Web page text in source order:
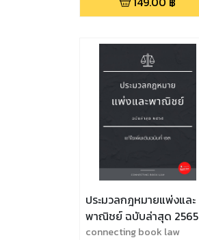
ประมวลกฎหมายแพ่งและ
พาณิชย์ ฉบับล่าสุด 2565
connecting book law